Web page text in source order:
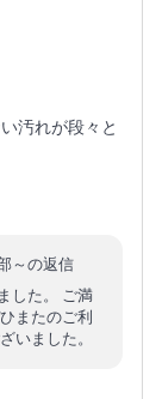
汚れが段々と
～の返信
した。 ご満
またのご利
いました。